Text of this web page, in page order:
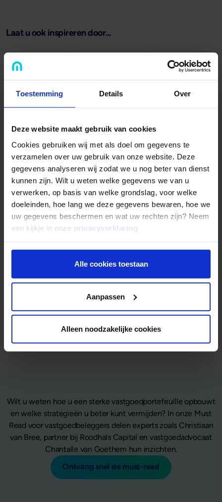
Toestemming Details Over
Deze website maakt gebruik van cookies
Cookies gebruiken wij met als doel om gegevens te
verzamelen over uw gebruik van onze website. Deze
gegevens analyseren wij zodat we u nog beter van dienst
kunnen zijn. Wilt u weten welke gegevens we van u
verwerken, op basis van welke grondslag, voor welke
doeleinden, hoe lang we deze gegevens bewaren, hoe we
uw gegevens beschermen en wat uw rechten zijn? Neem
een kijkje in onze privacyverklaring
Alle cookies toestaan
Aanpassen
Alleen noodzakelijke cookies
Laat u ook inspireren door...
...de podcast 'Het Geld en de Stenen'
In de uitzendingen van 'Het Geld en de Stenen' delen
ondernemers, vastgoedbeleggers en investeerders hun
ervaringen over vastgoed financieren.
Naar 'Het Geld en de Stenen'
7 maart 2023
Deel op LinkedIn
Deel via Whatsapp
Deel via email
Terug naar overzicht
Wilt u weten hoe u een sterke vastgoedportefeuille opbouwt
en welke strategieën u beter kunt vermijden? In onze Must
Read voor vastgoedbeleggers delen experts zoals Christiaan
van Bree, partner bij Roodhals Capital en vastgoedadvocaat
Chantalle van Goethem hun inzichten.
Ontvang snel de must-read